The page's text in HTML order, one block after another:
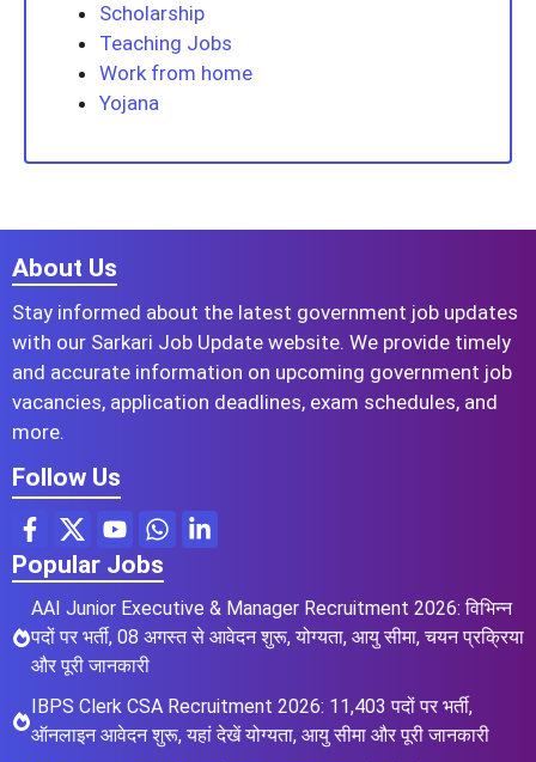
Scholarship
Teaching Jobs
Work from home
Yojana
About Us
Stay informed about the latest government job updates
with our Sarkari Job Update website. We provide timely
and accurate information on upcoming government job
vacancies, application deadlines, exam schedules, and
more.
Follow Us
Popular Jobs
AAI Junior Executive & Manager Recruitment 2026: विभिन्न
पदों पर भर्ती, 08 अगस्त से आवेदन शुरू, योग्यता, आयु सीमा, चयन प्रक्रिया
और पूरी जानकारी
IBPS Clerk CSA Recruitment 2026: 11,403 पदों पर भर्ती,
ऑनलाइन आवेदन शुरू, यहां देखें योग्यता, आयु सीमा और पूरी जानकारी